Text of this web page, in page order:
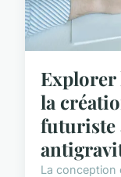
Explorer
la
futuriste
La conception